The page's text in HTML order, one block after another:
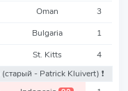
Oman 3
Bulgaria 1
St. Kitts
4
(старый - Patrick Kluivert) ❗️